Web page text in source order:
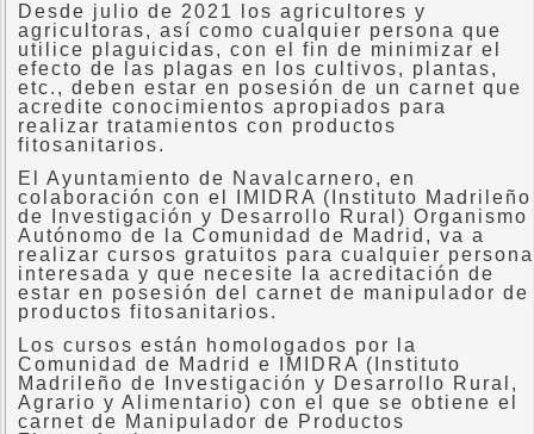
Desde julio de 2021 los agricultores y
agricultoras, así como cualquier persona que
utilice plaguicidas, con el fin de minimizar el
efecto de las plagas en los cultivos, plantas,
etc., deben estar en posesión de un carnet que
acredite conocimientos apropiados para
realizar tratamientos con productos
fitosanitarios.
El Ayuntamiento de Navalcarnero, en
colaboración con el IMIDRA (Instituto Madrileño
de Investigación y Desarrollo Rural) Organismo
Autónomo de la Comunidad de Madrid, va a
realizar cursos gratuitos para cualquier persona
interesada y que necesite la acreditación de
estar en posesión del carnet de manipulador de
productos fitosanitarios.
Los cursos están homologados por la
Comunidad de Madrid e IMIDRA (Instituto
Madrileño de Investigación y Desarrollo Rural,
Agrario y Alimentario) con el que se obtiene el
carnet de Manipulador de Productos